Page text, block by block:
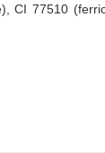
CI 77510